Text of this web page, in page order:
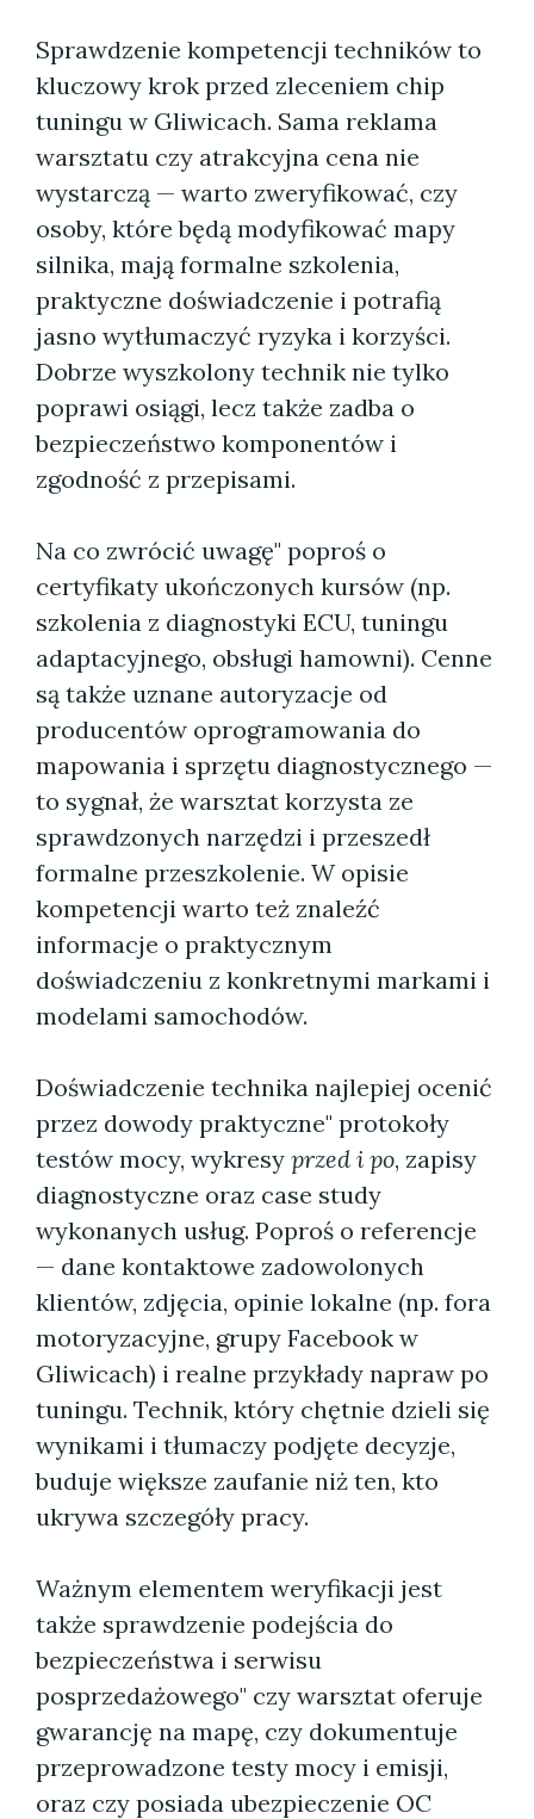
Sprawdzenie kompetencji techników to
kluczowy krok przed zleceniem chip
tuningu w Gliwicach. Sama reklama
warsztatu czy atrakcyjna cena nie
wystarczą — warto zweryfikować, czy
osoby, które będą modyfikować mapy
silnika, mają formalne szkolenia,
praktyczne doświadczenie i potrafią
jasno wytłumaczyć ryzyka i korzyści.
Dobrze wyszkolony technik nie tylko
poprawi osiągi, lecz także zadba o
bezpieczeństwo komponentów i
zgodność z przepisami.
Na co zwrócić uwagę" poproś o
certyfikaty ukończonych kursów (np.
szkolenia z diagnostyki ECU, tuningu
adaptacyjnego, obsługi hamowni). Cenne
są także uznane autoryzacje od
producentów oprogramowania do
mapowania i sprzętu diagnostycznego —
to sygnał, że warsztat korzysta ze
sprawdzonych narzędzi i przeszedł
formalne przeszkolenie. W opisie
kompetencji warto też znaleźć
informacje o praktycznym
doświadczeniu z konkretnymi markami i
modelami samochodów.
Doświadczenie technika najlepiej ocenić
przez dowody praktyczne" protokoły
testów mocy, wykresy przed i po, zapisy
diagnostyczne oraz case study
wykonanych usług. Poproś o referencje
— dane kontaktowe zadowolonych
klientów, zdjęcia, opinie lokalne (np. fora
motoryzacyjne, grupy Facebook w
Gliwicach) i realne przykłady napraw po
tuningu. Technik, który chętnie dzieli się
wynikami i tłumaczy podjęte decyzje,
buduje większe zaufanie niż ten, kto
ukrywa szczegóły pracy.
Ważnym elementem weryfikacji jest
także sprawdzenie podejścia do
bezpieczeństwa i serwisu
posprzedażowego" czy warsztat oferuje
gwarancję na mapę, czy dokumentuje
przeprowadzone testy mocy i emisji,
oraz czy posiada ubezpieczenie OC